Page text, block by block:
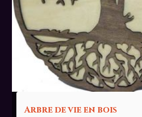
Arbre de vie en bois